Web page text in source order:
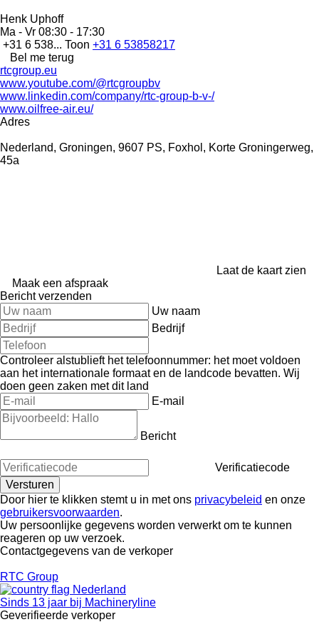
Henk Uphoff
Ma - Vr 08:30 - 17:30
+31 6 538... Toon +31 6 53858217
Bel me terug
rtcgroup.eu
www.youtube.com/@rtcgroupbv
www.linkedin.com/company/rtc-group-b-v-/
www.oilfree-air.eu/
Adres
Nederland, Groningen, 9607 PS, Foxhol, Korte Groningerweg,
45a
Laat de kaart zien
Maak een afspraak
Bericht verzenden
Uw naam
Bedrijf
Controleer alstublieft het telefoonnummer: het moet voldoen
aan het internationale formaat en de landcode bevatten. Wij
doen geen zaken met dit land
E-mail
Bericht
Verificatiecode
Door hier te klikken stemt u in met ons privacybeleid en onze
gebruikersvoorwaarden.
Uw persoonlijke gegevens worden verwerkt om te kunnen
reageren op uw verzoek.
Contactgegevens van de verkoper
RTC Group
Nederland
Sinds 13 jaar bij Machineryline
Geverifieerde verkoper